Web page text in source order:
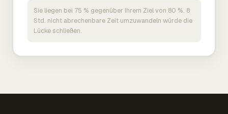
Sie liegen bei 75 % gegenüber Ihrem Ziel von 80 %. 8
Std. nicht abrechenbare Zeit umzuwandeln würde die
Lücke schließen.